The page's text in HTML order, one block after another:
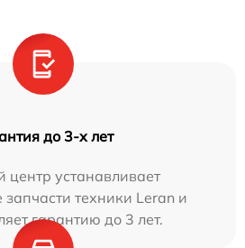
до 3-х лет
центр устанавливает
техники Leran и
гарантию до 3 лет.